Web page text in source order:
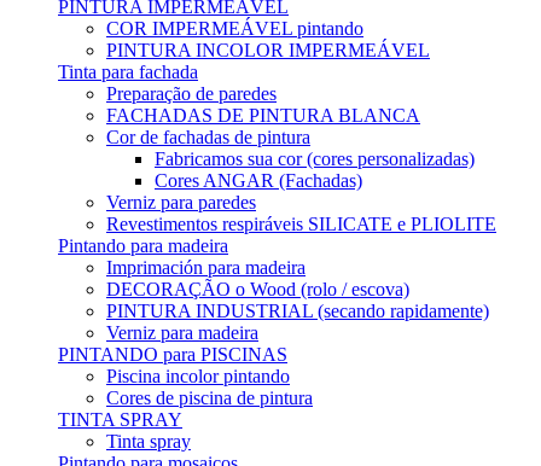
PINTURA IMPERMEÁVEL
COR IMPERMEÁVEL pintando
PINTURA INCOLOR IMPERMEÁVEL
Tinta para fachada
Preparação de paredes
FACHADAS DE PINTURA BLANCA
Cor de fachadas de pintura
Fabricamos sua cor (cores personalizadas)
Cores ANGAR (Fachadas)
Verniz para paredes
Revestimentos respiráveis ​​SILICATE e PLIOLITE
Pintando para madeira
Imprimación para madeira
DECORAÇÃO o Wood (rolo / escova)
PINTURA INDUSTRIAL (secando rapidamente)
Verniz para madeira
PINTANDO para PISCINAS
Piscina incolor pintando
Cores de piscina de pintura
TINTA SPRAY
Tinta spray